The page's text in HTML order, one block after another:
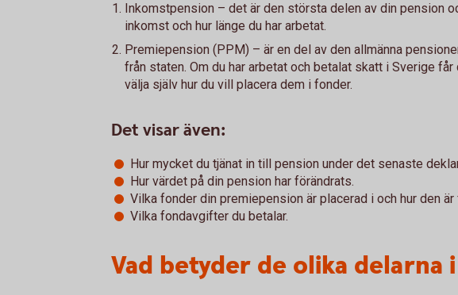
Inkomstpension – det är den största delen av din pension
inkomst och hur länge du har arbetat.
Premiepension (PPM) – är en del av den allmänna
från staten. Om du har arbetat och betalat skatt i Sverige får
välja själv hur du vill placera dem i fonder.
Det visar även:
Hur mycket du tjänat in till pension under det senaste
Hur värdet på din pension har förändrats.
Vilka fonder din premiepension är placerad i och hur den är
Vilka fondavgifter du betalar.
Vad betyder de olika delarna